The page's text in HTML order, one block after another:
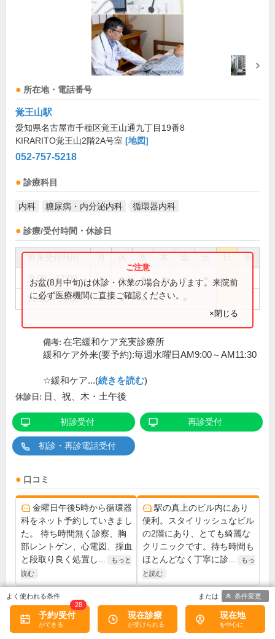
所在地・電話番号
覚王山駅
愛知県名古屋市千種区覚王山通九丁目19番8
KIRARITO覚王山2階2A号室 [地図]
052-757-5218
診療科目
内科 糖尿病・内分泌内科 循環器内科
診療/受付時間・休診日
祝
9:00～12:00 ● ● ● ● ●
16:00～19:00 ● ● ●
お盆(8月中旬)は休診・休業の場合があります。来院前
に必ず医療機関に直接ご確認ください。
×閉じる
備考: 在宅緩和ケア充実診療所
緩和ケア外来(要予約):毎週水曜日AM9:00～AM11:30
☆緩和ケア...(続きを読む)
休診日: 日、祝、木・土午後
初診受付 再診受付
初診・再診電話受付
口コミ
金曜日午後5時から循環器
科をネット予約していきまし
た。 待ち時間無く診察、胸
部レントゲン、心電図、採血
と段取り良く処置し...
もっと
読む
駅の真上のビル内にあり
便利。スタイリッシュなビル
の2階にあり、とても綺麗な
クリニックです。待ち時間も
ほとんどなく丁寧に診...
もっ
と読む
この医院の詳細をみる
予約/受付
28
現在診療 現在地
条件変更